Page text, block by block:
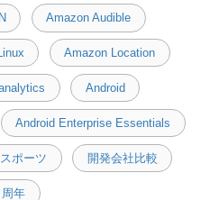
Amazon Audible
Amazon Location
Android
Android Enterprise Essentials
スポーツ 開発会社比較
周年